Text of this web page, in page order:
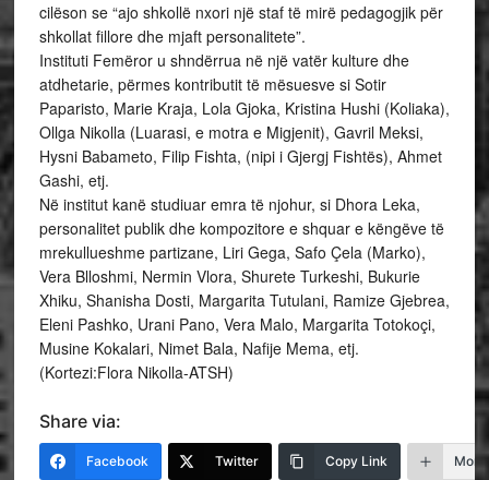
cilëson se “ajo shkollë nxori një staf të mirë pedagogjik për
shkollat fillore dhe mjaft personalitete”.
Instituti Femëror u shndërrua në një vatër kulture dhe
atdhetarie, përmes kontributit të mësuesve si Sotir
Paparisto, Marie Kraja, Lola Gjoka, Kristina Hushi (Koliaka),
Ollga Nikolla (Luarasi, e motra e Migjenit), Gavril Meksi,
Hysni Babameto, Filip Fishta, (nipi i Gjergj Fishtës), Ahmet
Gashi, etj.
Në institut kanë studiuar emra të njohur, si Dhora Leka,
personalitet publik dhe kompozitore e shquar e këngëve të
mrekullueshme partizane, Liri Gega, Safo Çela (Marko),
Vera Blloshmi, Nermin Vlora, Shurete Turkeshi, Bukurie
Xhiku, Shanisha Dosti, Margarita Tutulani, Ramize Gjebrea,
Eleni Pashko, Urani Pano, Vera Malo, Margarita Totokoçi,
Musine Kokalari, Nimet Bala, Nafije Mema, etj.
(Kortezi:Flora Nikolla-ATSH)
Share via:
Facebook Twitter Copy Link More